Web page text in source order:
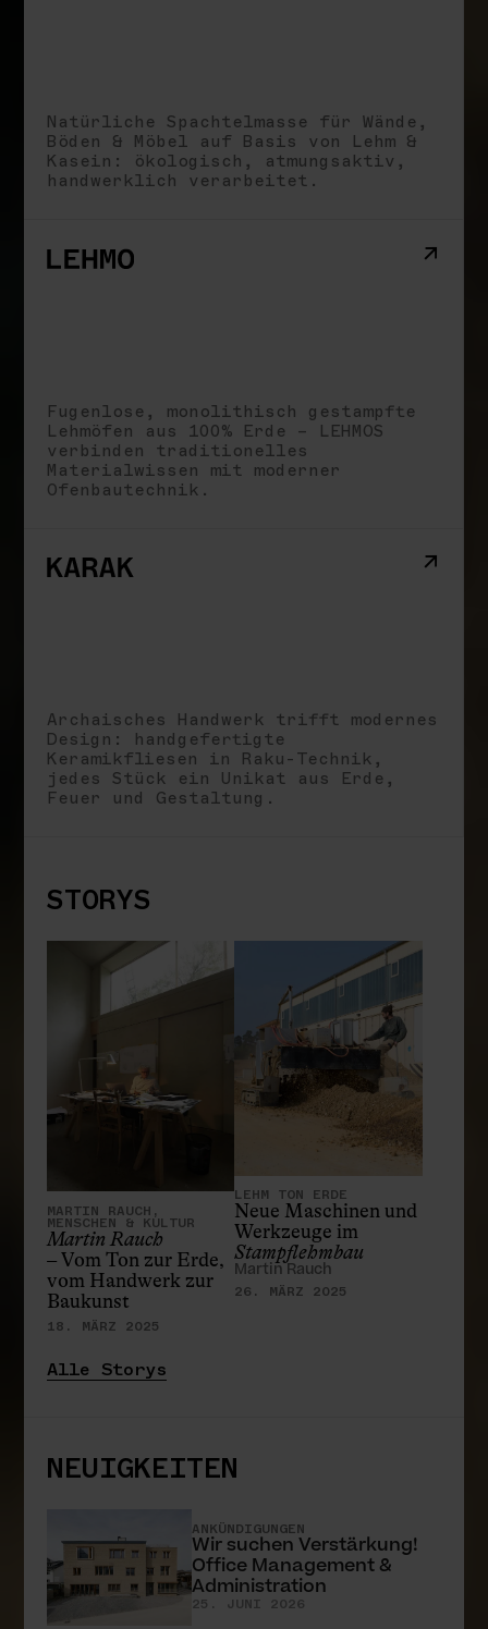
Natürliche Spachtelmasse für Wände,
Böden & Möbel auf Basis von Lehm &
Kasein: ökologisch, atmungsaktiv,
handwerklich verarbeitet.
Fugenlose, monolithisch gestampfte
Lehmöfen aus 100% Erde – LEHMOS
verbinden traditionelles
Materialwissen mit moderner
Ofenbautechnik.
Archaisches Handwerk trifft modernes
Design: handgefertigte
Keramikfliesen in Raku-Technik,
jedes Stück ein Unikat aus Erde,
Feuer und Gestaltung.
STORYS
MARTIN RAUCH,
MENSCHEN & KULTUR
Martin Rauch
– Vom Ton zur Erde,
vom Handwerk zur
Baukunst
18. MÄRZ 2025
LEHM TON ERDE
Neue Maschinen und
Werkzeuge im
Stampflehmbau
Martin Rauch
26. MÄRZ 2025
Alle Storys
NEUIGKEITEN
ANKÜNDIGUNGEN
Wir suchen Verstärkung!
Office Management &
Administration
25. JUNI 2026